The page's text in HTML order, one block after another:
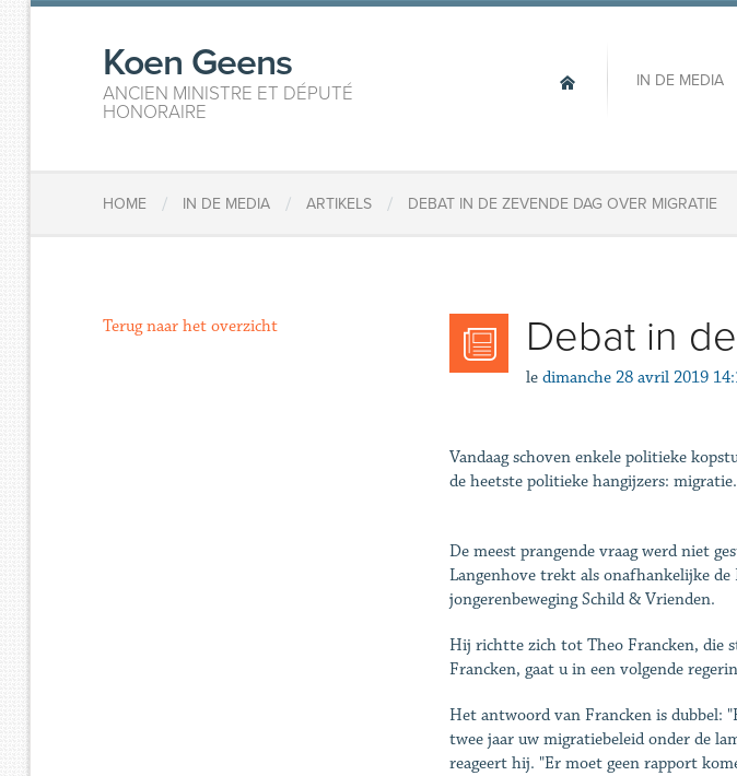
Koen Geens
ANCIEN MINISTRE ET DÉPUTÉ
HONORAIRE
IN DE MEDIA
HOME / IN DE MEDIA / ARTIKELS / DEBAT IN DE ZEVENDE DAG OVER MIGRATIE
Debat in
le dimanche 28 avril 2019
Vandaag schoven enkele politieke
de heetste politieke hangijzers: migratie.
De meest prangende vraag werd niet
Langenhove trekt als onafhankelijke de
jongerenbeweging Schild & Vrienden.
Hij richtte zich tot Theo Francken, die
Francken, gaat u in een volgende
Het antwoord van Francken is dubbel:
twee jaar uw migratiebeleid onder de
reageert hij. "Er moet geen rapport
Terug naar het overzicht